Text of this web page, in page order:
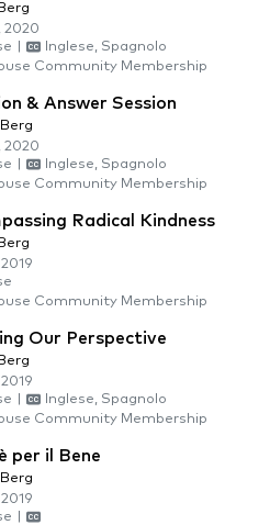
2020
Inglese, Spagnolo
Community Membership
& Answer Session
2020
Inglese, Spagnolo
Community Membership
Radical Kindness
Community Membership
Our Perspective
Inglese, Spagnolo
Community Membership
per il Bene